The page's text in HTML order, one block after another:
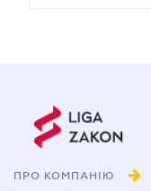
ПРО КОМПАНІЮ